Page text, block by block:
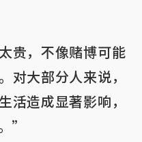
贵，不像赌博可能
对大部分人来说，
活造成显著影响，
”